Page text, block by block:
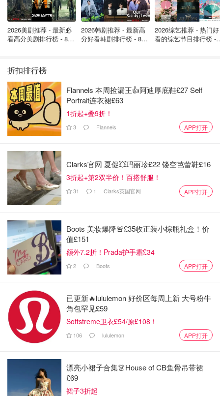
2026美剧推荐 - 最新必
看高分美剧排行榜 - 8月
2026韩剧推荐 - 最新高
分好看韩剧排行榜 - 8月
2026综艺推荐 - 热门好
看的综艺节目排行榜 -
折扣排行榜
Flannels 本周捡漏王👍阿迪厚底鞋£27 Self
Portrait连衣裙£63
1折起+叠9折！
3 Flannels APP打开
Clarks官网 夏促💥玛丽珍£22 镂空芭蕾鞋£16
3折起+第2双半价！百搭舒服！
31 1 Clarks英国官网 APP打开
Boots 美妆爆降🚨£35收正装小棕瓶礼盒！价
值£151
额外7.2折！Prada护手霜£34
2 Boots APP打开
已更新🔥lululemon 好价区每周上新 大号粉牛
角包罕见£59
Softstreme卫衣£54/原£108！
106 lululemon APP打开
漂亮小裙子合集👗House of CB鱼骨吊带裙
£69
裙子3折起